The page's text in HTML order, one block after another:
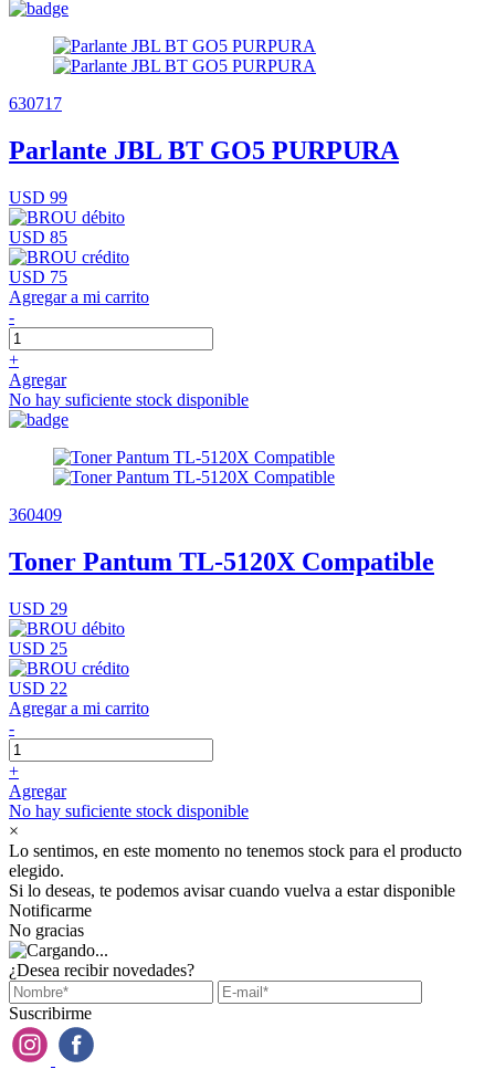
630717
Parlante JBL BT GO5 PURPURA
USD 99
USD 85
USD 75
Agregar a mi carrito
-
+
Agregar
No hay suficiente stock disponible
360409
Toner Pantum TL-5120X Compatible
USD 29
USD 25
USD 22
Agregar a mi carrito
-
+
Agregar
No hay suficiente stock disponible
×
Lo sentimos, en este momento no tenemos stock para el producto
elegido.
Si lo deseas, te podemos avisar cuando vuelva a estar disponible
Notificarme
No gracias
¿Desea recibir novedades?
Suscribirme